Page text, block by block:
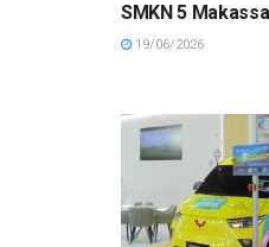
SMKN 5
19/06/2026